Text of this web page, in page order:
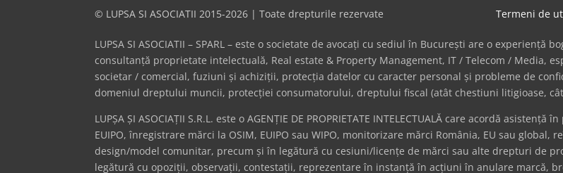
© LUPSA SI ASOCIATII 2015-2026 | Toate drepturile rezervate Termeni de
LUPSA SI ASOCIATII – SPARL – este o societate de avocați cu sediul în București are o
consultanță proprietate intelectuală, Real estate & Property Management, IT / Telecom / Media,
societar / comercial, fuziuni și achiziții, protecția datelor cu caracter personal și probleme de
domeniul dreptului muncii, protecției consumatorului, dreptului fiscal (atât chestiuni litigioase,
LUPȘA ȘI ASOCIAȚII S.R.L. este o AGENȚIE DE PROPRIETATE INTELECTUALĂ care acordă
EUIPO, înregistrare mărci la OSIM, EUIPO sau WIPO, monitorizare mărci România, EU sau global,
design/model comunitar, precum și în legătură cu cesiuni/licențe de mărci sau alte drepturi de
legătură cu opoziții, observații, contestații, reprezentare în instanță în acțiuni în anulare marcă,